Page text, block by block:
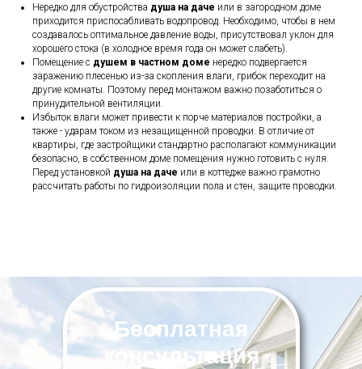
Нередко для обустройства душа на даче или в загородном доме
приходится приспосабливать водопровод. Необходимо, чтобы в нем
создавалось оптимальное давление воды, присутствовал уклон для
хорошего стока (в холодное время года он может слабеть).
Помещение с душем в частном доме нередко подвергается
заражению плесенью из-за скопления влаги, грибок переходит на
другие комнаты. Поэтому перед монтажом важно позаботиться о
принудительной вентиляции.
Избыток влаги может привести к порче материалов постройки, а
также - ударам током из незащищенной проводки. В отличие от
квартиры, где застройщики стандартно располагают коммуникации
безопасно, в собственном доме помещения нужно готовить с нуля.
Перед установкой душа на даче или в коттедже важно грамотно
рассчитать работы по гидроизоляции пола и стен, защите проводки.
Бесплатная
консультация